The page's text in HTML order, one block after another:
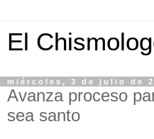
El
miércoles, 3 de julio de
Avanza proceso
sea santo